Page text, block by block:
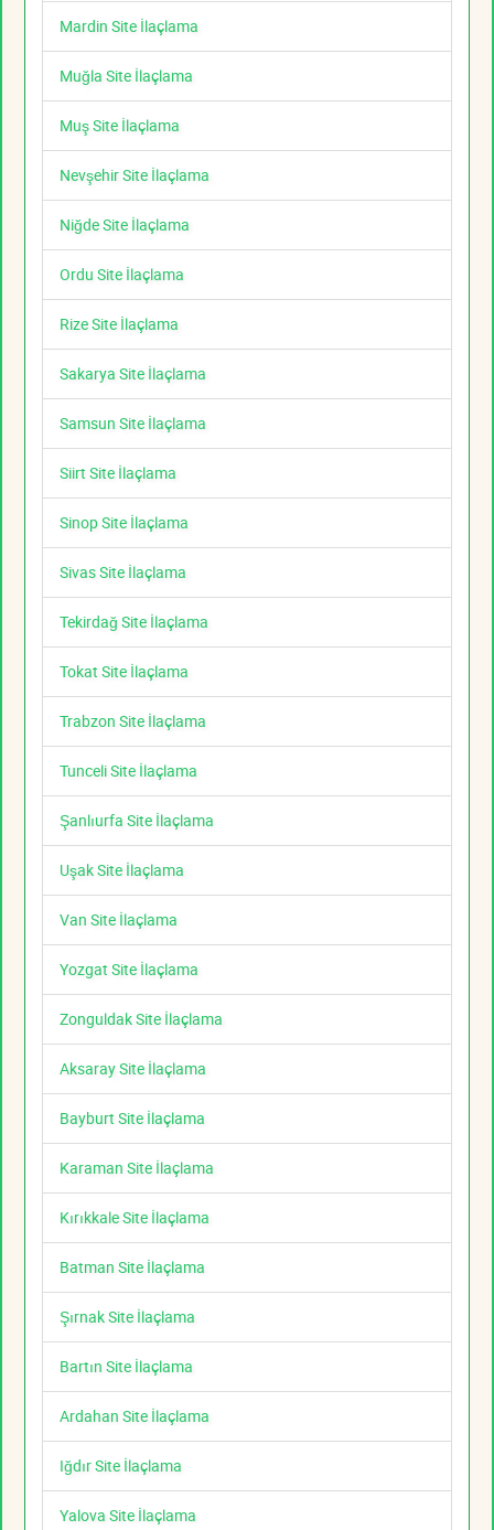
Mardin Site İlaçlama
Muğla Site İlaçlama
Muş Site İlaçlama
Nevşehir Site İlaçlama
Niğde Site İlaçlama
Ordu Site İlaçlama
Rize Site İlaçlama
Sakarya Site İlaçlama
Samsun Site İlaçlama
Siirt Site İlaçlama
Sinop Site İlaçlama
Sivas Site İlaçlama
Tekirdağ Site İlaçlama
Tokat Site İlaçlama
Trabzon Site İlaçlama
Tunceli Site İlaçlama
Şanlıurfa Site İlaçlama
Uşak Site İlaçlama
Van Site İlaçlama
Yozgat Site İlaçlama
Zonguldak Site İlaçlama
Aksaray Site İlaçlama
Bayburt Site İlaçlama
Karaman Site İlaçlama
Kırıkkale Site İlaçlama
Batman Site İlaçlama
Şırnak Site İlaçlama
Bartın Site İlaçlama
Ardahan Site İlaçlama
Iğdır Site İlaçlama
Yalova Site İlaçlama